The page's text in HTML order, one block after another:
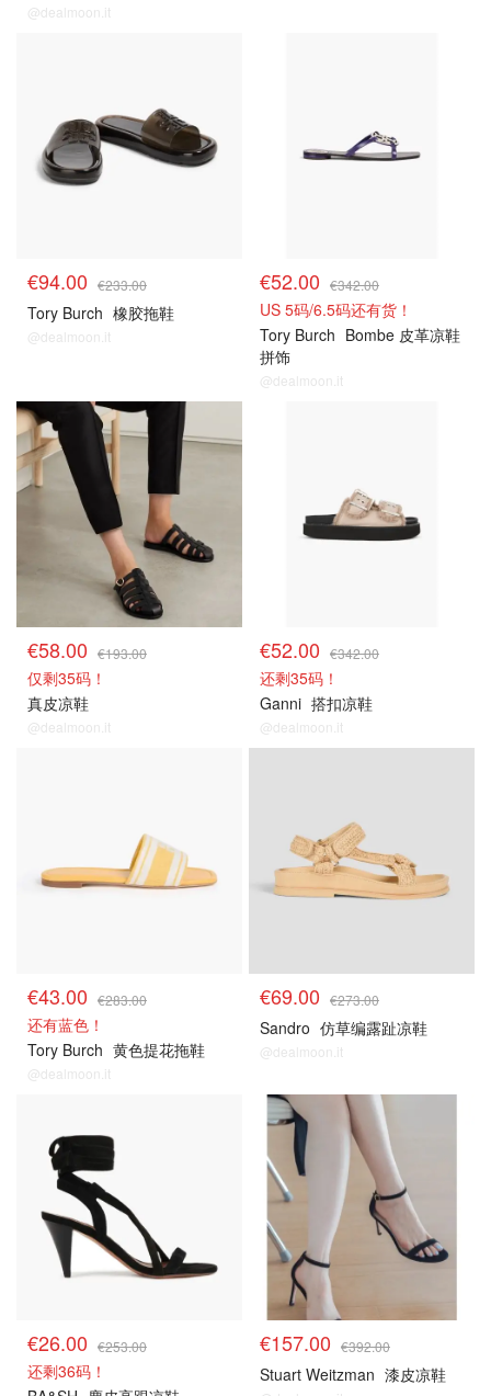
@dealmoon.it
€94.00 €233.00
Tory Burch 橡胶拖鞋
@dealmoon.it
€52.00 €342.00
US 5码/6.5码还有货！
Tory Burch Bombe 皮革凉鞋
拼饰
@dealmoon.it
€58.00 €193.00
仅剩35码！
真皮凉鞋
@dealmoon.it
€52.00 €342.00
还剩35码！
Ganni 搭扣凉鞋
@dealmoon.it
€43.00 €283.00
还有蓝色！
Tory Burch 黄色提花拖鞋
@dealmoon.it
€69.00 €273.00
Sandro 仿草编露趾凉鞋
@dealmoon.it
€26.00 €253.00
还剩36码！
€157.00 €392.00
Stuart Weitzman 漆皮凉鞋